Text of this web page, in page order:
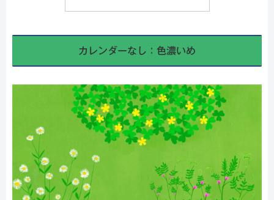
カレンダーなし：色濃いめ